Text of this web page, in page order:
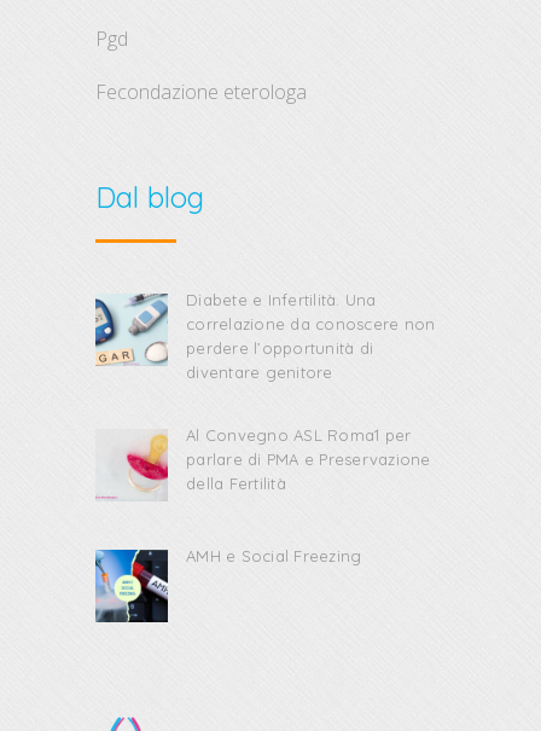
pgd
fecondazione eterologa
Dal blog
Diabete e Infertilità. Una
correlazione da conoscere non
perdere l’opportunità di
diventare genitore
Al Convegno ASL Roma1 per
parlare di PMA e Preservazione
della Fertilità
AMH e Social Freezing